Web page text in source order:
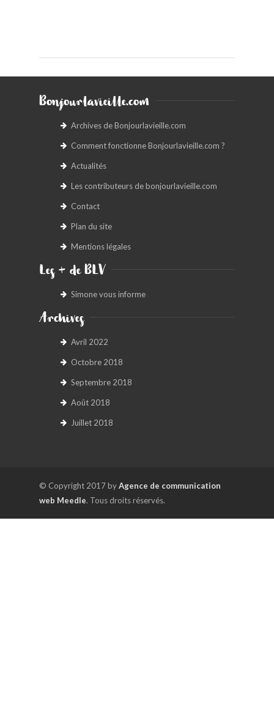
Bonjourlavieille.com
Archives de Bonjourlavieille.com
Comment fonctionne Bonjourlavieille.com ?
Actualités
Les contributeurs de bonjourlavieille.com
Contact
Plan du site
Mentions légales
Les + de BLV
Simone vous informe
Archives
Avril 2022
Octobre 2018
Septembre 2018
Août 2018
Juillet 2018
© Copyright 2017 byAgence de communication
web Meedle. Tous droits réservés.